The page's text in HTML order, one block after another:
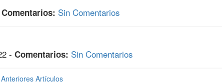
Comentarios: Sin Comentarios
- Comentarios: Sin Comentarios
Anteriores Artículos